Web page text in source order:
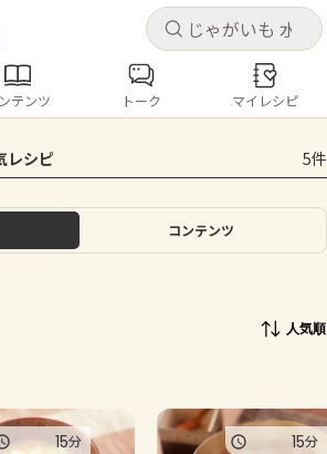
キャ
インするとレシピを保存できます
ン
キャ
コンテンツ
シピ
なす トマト とうもろこし
ピーマン
テンツ トーク マイレシピ
レシピ 5件
コンテンツ
人気順
15分 15分